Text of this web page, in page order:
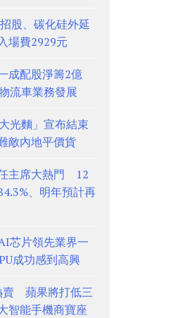
股、碳化硅外延
場費2929元
成配股淨籌2億
流車業務發展
光麵」宣布結束
敵內地平價貨
主席大熱門 12
、明年預計再
芯片領先業界一
成功感到高興
賣 蘋果將打低三
智能手機商寶座